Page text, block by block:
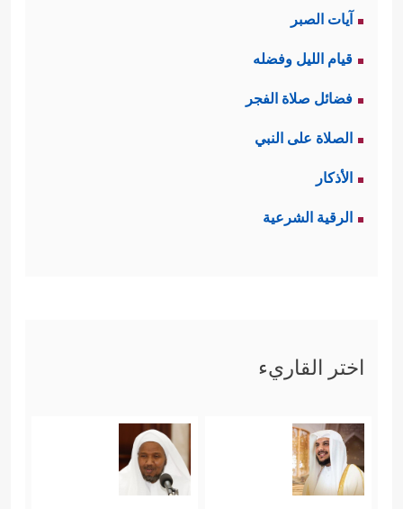
آيات الصبر
قيام الليل وفضله
فضائل صلاة الفجر
الصلاة على النبي
الأذكار
الرقية الشرعية
اختر القاريء